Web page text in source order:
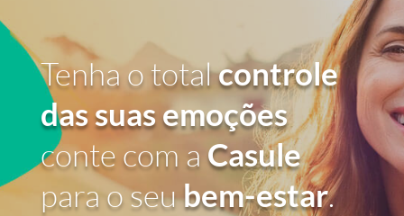
Tenha o totalcontrole
das suas emoções
conte com a Casule
para o seubem-estar.